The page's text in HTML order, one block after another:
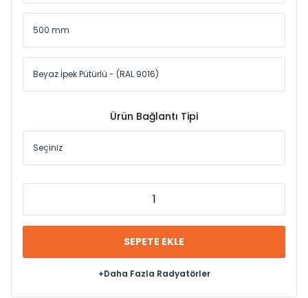
Ürün Bağlantı Tipi
SEPETE EKLE
+Daha Fazla Radyatörler